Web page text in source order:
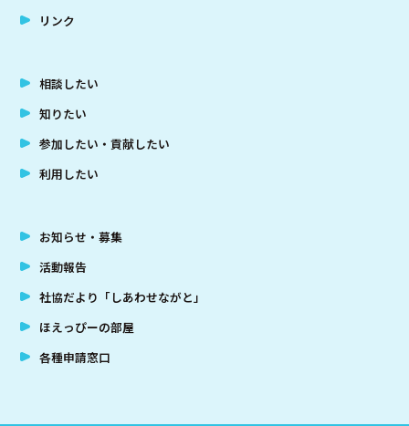
リンク
相談したい
知りたい
参加したい・貢献したい
利用したい
お知らせ・募集
活動報告
社協だより「しあわせながと」
ほえっぴーの部屋
各種申請窓口